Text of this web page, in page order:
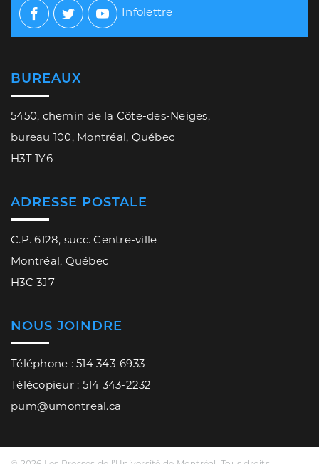
Facebook
TwitterYoutube
Infolettre
BUREAUX
5450, chemin de la Côte-des-Neiges,
bureau 100, Montréal, Québec
H3T 1Y6
ADRESSE POSTALE
C.P. 6128, succ. Centre-ville
Montréal, Québec
H3C 3J7
NOUS JOINDRE
Téléphone : 514 343-6933
Télécopieur : 514 343-2232
pum@umontreal.ca